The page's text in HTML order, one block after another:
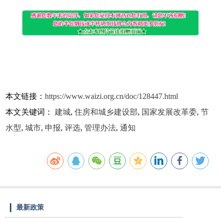
本文链接：https://www.waizi.org.cn/doc/128447.html
本文关键词：建城,住房和城乡建设部, 国家发展改革委,节
水型,城市, 申报,评选,管理办法,通知
最新政策